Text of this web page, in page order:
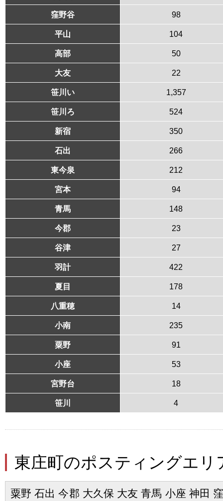
窪野谷 98
平山 104
高部 50
大友 22
笹川い 1,357
笹川ろ 524
新宿 350
石出 266
東今泉 212
宮本 94
青馬 148
今郡 23
谷津 27
羽計 422
夏目 178
八重穂 14
小南 235
粟野 91
小座 53
宮野台 18
笹川 4
東庄町のポスティングエリ
粟野 石出 今郡 大久保 大友 青馬 小座 神田